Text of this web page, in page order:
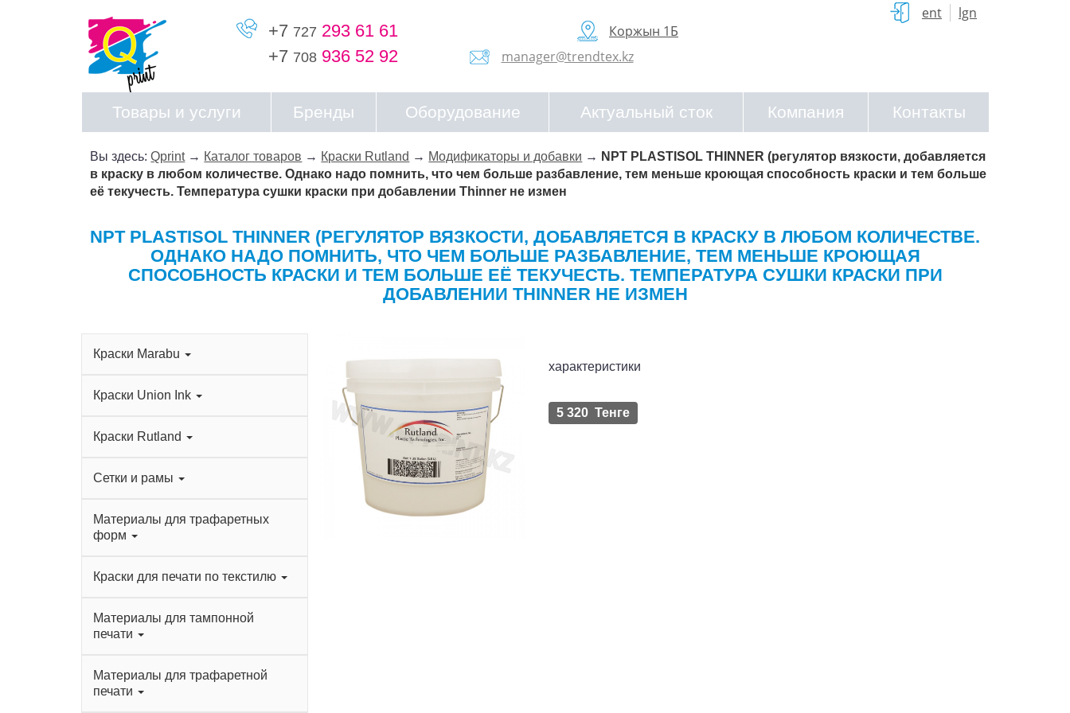
+7 727 293 61 61
+7 708 936 52 92
Коржын 1Б
manager@trendtex.kz
ent lgn
Товары и услуги Бренды Оборудование Актуальный сток Компания Контакты
Вы здесь:Qprint→ Каталог товаров → Краски Rutland → Модификаторы и добавки → NPT PLASTISOL THINNER (регулятор вязкости, добавляется
в краску в любом количестве. Однако надо помнить, что чем больше разбавление, тем меньше кроющая способность краски и тем больше
её текучесть. Температура сушки краски при добавлении Thinner не измен
NPT PLASTISOL THINNER (РЕГУЛЯТОР ВЯЗКОСТИ, ДОБАВЛЯЕТСЯ В КРАСКУ В ЛЮБОМ КОЛИЧЕСТВЕ.
ОДНАКО НАДО ПОМНИТЬ, ЧТО ЧЕМ БОЛЬШЕ РАЗБАВЛЕНИЕ, ТЕМ МЕНЬШЕ КРОЮЩАЯ
СПОСОБНОСТЬ КРАСКИ И ТЕМ БОЛЬШЕ ЕЁ ТЕКУЧЕСТЬ. ТЕМПЕРАТУРА СУШКИ КРАСКИ ПРИ
ДОБАВЛЕНИИ THINNER НЕ ИЗМЕН
Краски Marabu
Краски Union Ink
Краски Rutland
Сетки и рамы
Материалы для трафаретных
форм
Краски для печати по текстилю
Материалы для тампонной
печати
Материалы для трафаретной
печати
характеристики
5 320 Тенге